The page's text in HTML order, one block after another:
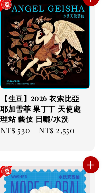
【生豆】2026 衣索比亞
耶加雪菲 果丁丁 天使處
理站 藝伎 日曬/水洗
Regular
NT$ 530 -NT$ 2,550